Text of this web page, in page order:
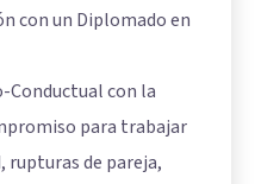
con un Diplomado en
con la
para trabajar
rupturas de pareja,